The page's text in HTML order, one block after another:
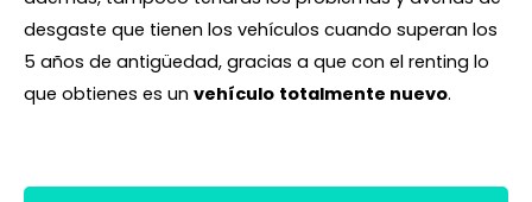
desgaste que tienen los vehículos cuando superan los
5 años de antigüedad, gracias a que con el renting lo
que obtienes es un vehículo totalmente nuevo.